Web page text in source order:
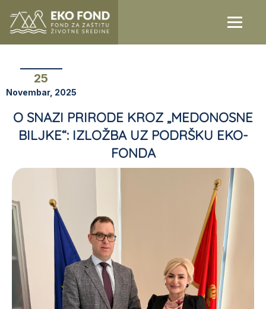
25
Novembar, 2025
O SNAZI PRIRODE KROZ „MEDONOSNE
BILJKE“: IZLOŽBA UZ PODRŠKU EKO-
FONDA